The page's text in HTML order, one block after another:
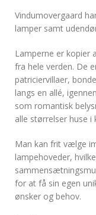
Vindumovergaard
lamper samt
Lamperne er kopier
fra hele verden. De
patriciervillaer,
langs en allé,
som romantisk
alle størrelser huse i
Man kan frit vælge
lampehoveder,
for at få sin egen
ønsker og behov.